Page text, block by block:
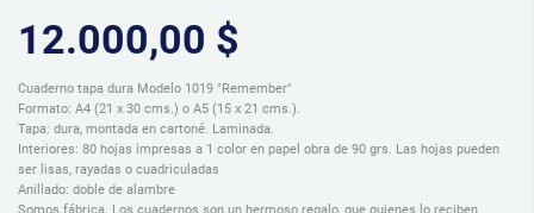
12.000,00 $
Cuaderno tapa dura Modelo 1019 "Remember"
Formato: A4 (21 x 30 cms.) o A5 (15 x 21 cms.).
Tapa: dura, montada en cartoné. Laminada.
Interiores: 80 hojas impresas a 1 color en papel obra de 90 grs. Las hojas pueden
ser lisas, rayadas o cuadriculadas
Anillado: doble de alambre